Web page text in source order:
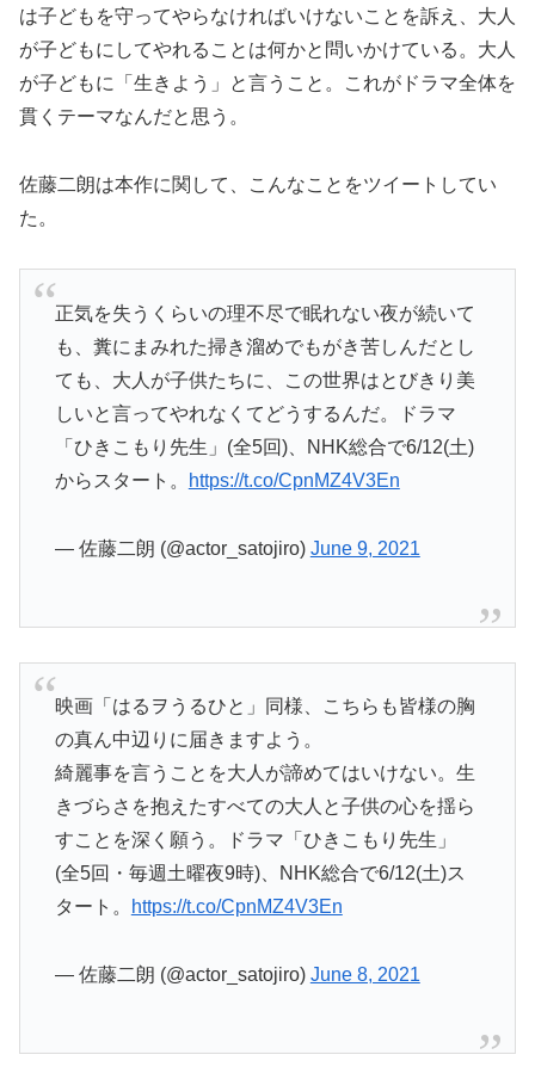
は子どもを守ってやらなければいけないことを訴え、大人
が子どもにしてやれることは何かと問いかけている。大人
が子どもに「生きよう」と言うこと。これがドラマ全体を
貫くテーマなんだと思う。
佐藤二朗は本作に関して、こんなことをツイートしてい
た。
正気を失うくらいの理不尽で眠れない夜が続いて
も、糞にまみれた掃き溜めでもがき苦しんだとし
ても、大人が子供たちに、この世界はとびきり美
しいと言ってやれなくてどうするんだ。ドラマ
「ひきこもり先生」(全5回)、NHK総合で6/12(土)
からスタート。
https://t.co/CpnMZ4V3En
— 佐藤二朗 (@actor_satojiro) June 9, 2021
映画「はるヲうるひと」同様、こちらも皆様の胸
の真ん中辺りに届きますよう。
綺麗事を言うことを大人が諦めてはいけない。生
きづらさを抱えたすべての大人と子供の心を揺ら
すことを深く願う。ドラマ「ひきこもり先生」
(全5回・毎週土曜夜9時)、NHK総合で6/12(土)ス
タート。
https://t.co/CpnMZ4V3En
— 佐藤二朗 (@actor_satojiro) June 8, 2021